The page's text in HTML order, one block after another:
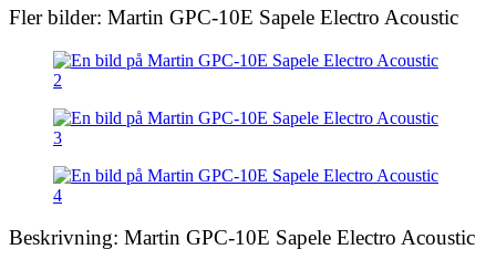
Fler bilder: Martin GPC-10E Sapele Electro Acoustic
Beskrivning: Martin GPC-10E Sapele Electro Acoustic